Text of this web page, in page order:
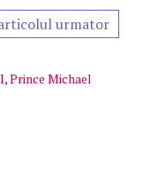
urmator
,Prince Michael